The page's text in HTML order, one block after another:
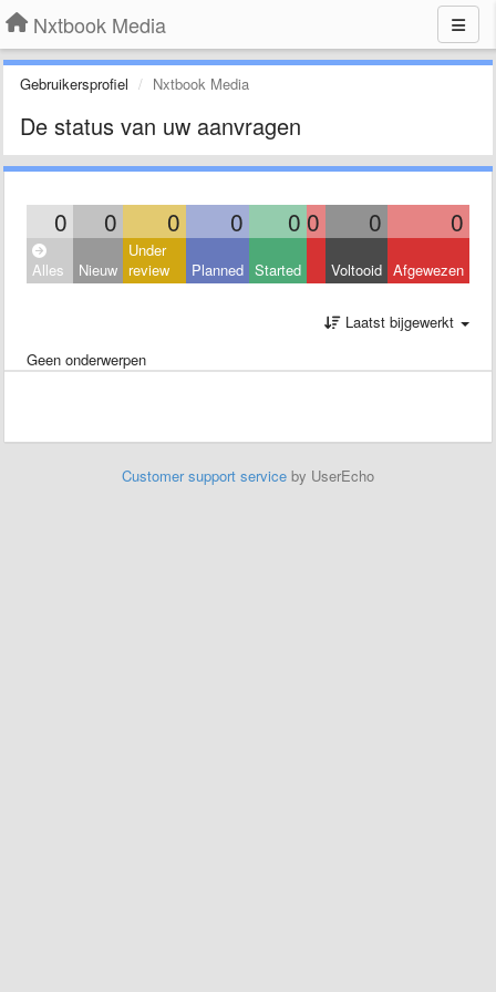
Nxtbook Media
Gebruikersprofiel Nxtbook Media
De status van uw aanvragen
0 0 0 0 0 0 0 0
Alles Nieuw
Under
review
Planned Started Voltooid Afgewezen
Laatst bijgewerkt
Geen onderwerpen
Customer support service by UserEcho